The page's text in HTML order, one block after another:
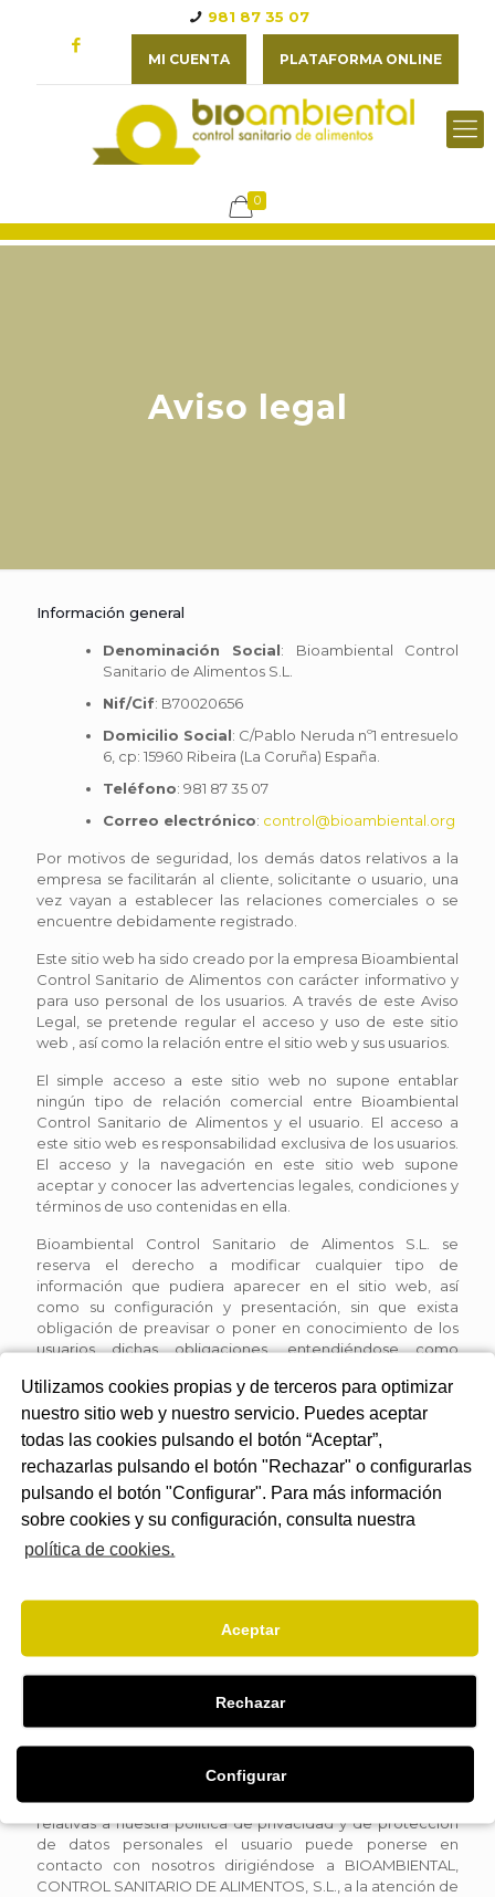
Utilizamos cookies propias y de terceros para optimizar
nuestro sitio web y nuestro servicio. Puedes aceptar
todas las cookies pulsando el botón “Aceptar”,
rechazarlas pulsando el botón "Rechazar" o configurarlas
pulsando el botón "Configurar". Para más información
sobre cookies y su configuración, consulta nuestra
política de cookies.
Aceptar
Rechazar
Configurar
981 87 35 07
PLATAFORMA ONLINE
MI CUENTA
0
Aviso legal
Información general
Denominación Social: Bioambiental Control
Sanitario de Alimentos S.L.
Nif/Cif: B70020656
Domicilio Social: C/Pablo Neruda nº1 entresuelo
6, cp: 15960 Ribeira (La Coruña) España.
Teléfono: 981 87 35 07
Correo electrónico: control@bioambiental.org
Por motivos de seguridad, los demás datos relativos a la
empresa se facilitarán al cliente, solicitante o usuario, una
vez vayan a establecer las relaciones comerciales o se
encuentre debidamente registrado.
Este sitio web ha sido creado por la empresa Bioambiental
Control Sanitario de Alimentos con carácter informativo y
para uso personal de los usuarios. A través de este Aviso
Legal, se pretende regular el acceso y uso de este sitio
web , así como la relación entre el sitio web y sus usuarios.
El simple acceso a este sitio web no supone entablar
ningún tipo de relación comercial entre Bioambiental
Control Sanitario de Alimentos y el usuario. El acceso a
este sitio web es responsabilidad exclusiva de los usuarios.
El acceso y la navegación en este sitio web supone
aceptar y conocer las advertencias legales, condiciones y
términos de uso contenidas en ella.
Bioambiental Control Sanitario de Alimentos S.L. se
reserva el derecho a modificar cualquier tipo de
información que pudiera aparecer en el sitio web, así
como su configuración y presentación, sin que exista
obligación de preavisar o poner en conocimiento de los
usuarios dichas obligaciones, entendiéndose como
Bioambiental Control Sanitario de Alimentos S.L.
El usuario, única y exclusivamente, puede utilizar el
material que aparezca en este sitio web para su uso
personal y privado, excepto en aquellos casos en que se
especifique claramente lo contrario, quedando prohibido
de forma general su uso con fines comerciales o para
incurrir en actividades ilícitas.
presente sitio web y que en ningún caso permitirán la
identificación del usuario. En cualquier caso, el usuario
podrá denegar o impedir la instalación de estas cookies
modificando la configuración de su navegador.
electrónicos habilitados en este sitio web o mensajes de
correo electrónico. En caso de duda o controversia
relativas a nuestra política de privacidad y de protección
de datos personales el usuario puede ponerse en
contacto con nosotros dirigiéndose a BIOAMBIENTAL,
CONTROL SANITARIO DE ALIMENTOS, S.L., a la atención de